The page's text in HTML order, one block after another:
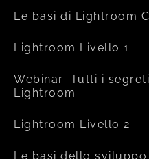
Le basi di Lightroom
Lightroom Livello 1
Webinar: Tutti i
Lightroom
Lightroom Livello 2
Le basi dello